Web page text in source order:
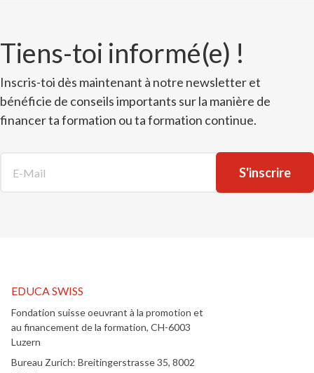
Tiens-toi informé(e) !
Inscris-toi dès maintenant à notre newsletter et
bénéficie de conseils importants sur la manière de
financer ta formation ou ta formation continue.
EDUCA SWISS
Fondation suisse oeuvrant à la promotion et
au financement de la formation, CH-6003
Luzern
Bureau Zurich: Breitingerstrasse 35, 8002